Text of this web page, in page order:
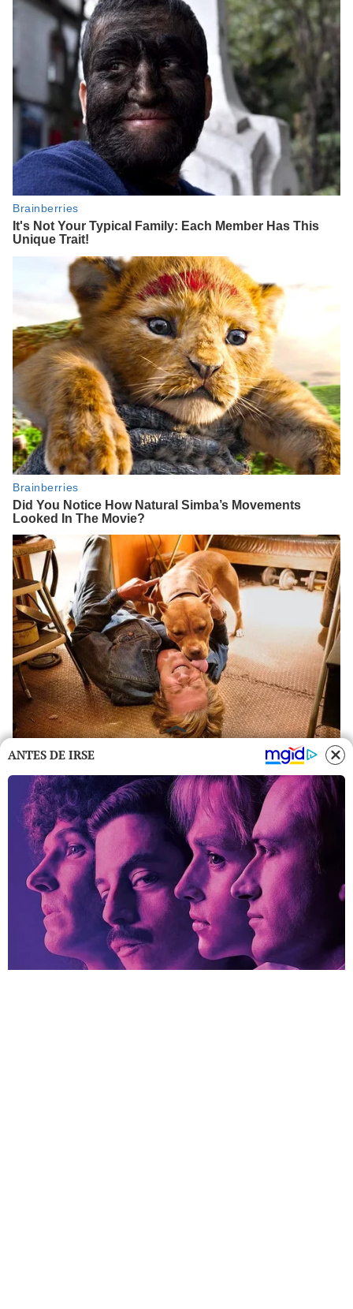
ANTES DE IRSE